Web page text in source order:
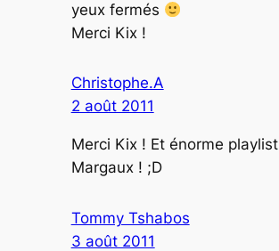
yeux fermés
Merci Kix !
Christophe.A
2 août 2011
Merci Kix ! Et énorme playlist
Margaux ! ;D
Tommy Tshabos
3 août 2011